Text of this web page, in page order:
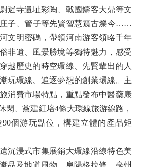
寺遺址彩陶、戰國鑄客大鼎等文
子、管子等先賢智慧震古爍今……
文明密碼，帶領河南游客領略千年
非遺、風景勝境等獨特魅力，感受
越歷史的時空環線、先賢輩出的人
玩環線、追逐夢想的創業環線。主
消費市場特點，重點發布中醫藥康
閑、黨建紅培4條大環線旅游線路，
個游玩點位，構建立體的產品矩
浸式市集展銷大環線沿線特色美
品及地道風物。阜陽格拉條、亳州